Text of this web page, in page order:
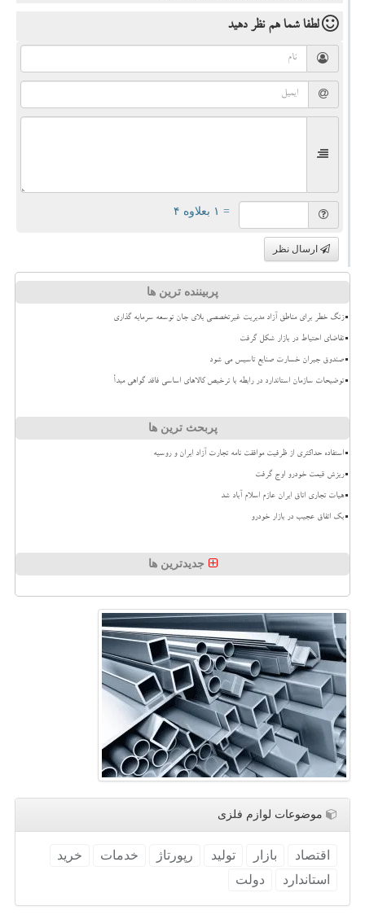
لطفا شما همنظر دهید
= ۱ بعلاوه ۴
ارسال نظر
پربیننده ترین ها
زنگ خطر برای مناطق آزاد مدیریت غیرتخصصی بلای جان توسعه سرمایه گذاری
تقاضای احتیاط در بازار شکل گرفت
صندوق جبران خسارت صنایع تاسیس می شود
توضیحات سازمان استاندارد در رابطه با ترخیص کالاهای اساسی فاقد گواهی مبدأ
پربحث ترین ها
استفاده حداکثری از ظرفیت موافقت نامه تجارت آزاد ایران و روسیه
ریزش قیمت خودرو اوج گرفت
هیات تجاری اتاق ایران عازم اسلام آباد شد
بک اتفاق عجیب در بازار خودرو
جدیدترین ها
موضوعات لوازم فلزی
اقتصاد بازار تولید رپورتاژ خدمات
خرید
استاندارد
دولت